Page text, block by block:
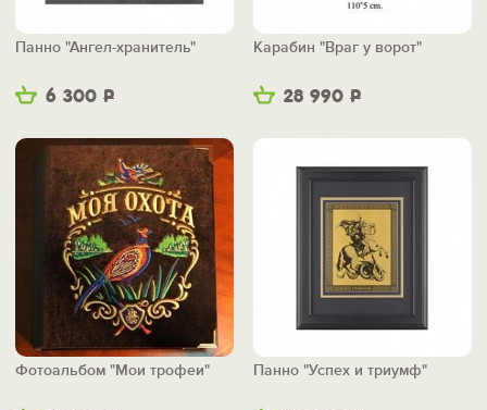
6 300 Р
Панно "Ангел-хранитель"
28 990 Р
Карабин "Враг у ворот"
Фотоальбом "Мои трофеи" Панно "Успех и триумф"